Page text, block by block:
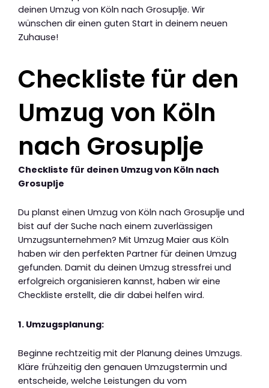
deinen Umzug von Köln nach Grosuplje. Wir
wünschen dir einen guten Start in deinem neuen
Zuhause!
Checkliste für den
Umzug von Köln
nach Grosuplje
Checkliste für deinen Umzug von Köln nach
Grosuplje
Du planst einen Umzug von Köln nach Grosuplje und
bist auf der Suche nach einem zuverlässigen
Umzugsunternehmen? Mit Umzug Maier aus Köln
haben wir den perfekten Partner für deinen Umzug
gefunden. Damit du deinen Umzug stressfrei und
erfolgreich organisieren kannst, haben wir eine
Checkliste erstellt, die dir dabei helfen wird.
1. Umzugsplanung:
Beginne rechtzeitig mit der Planung deines Umzugs.
Kläre frühzeitig den genauen Umzugstermin und
entscheide, welche Leistungen du vom